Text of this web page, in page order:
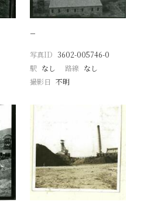
−
写真ID 3602-005746-0
駅 なし 路線 なし
撮影日 不明